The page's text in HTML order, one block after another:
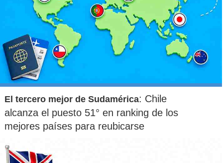
El tercero mejor de Sudamérica: Chile
alcanza el puesto 51° en ranking de los
mejores países para reubicarse